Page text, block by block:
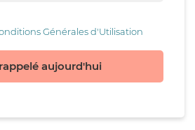
Générales d'Utilisation
aujourd'hui